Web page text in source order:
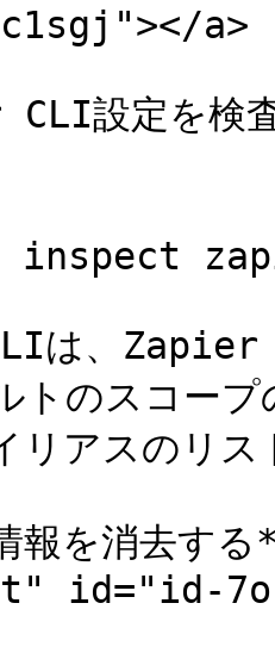
a>
設定を検
inspect
は、Zapier
トのスコー
リアスのリス
報を消去
id="id-